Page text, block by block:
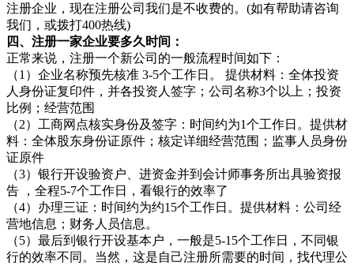
注册企业，现在注册公司我们是不收费的。(如有帮助请咨询
我们，或拨打400热线)
四、注册一家企业要多久时间：
正常来说，注册一个新公司的一般流程时间如下：
（1）企业名称预先核准 3-5个工作日。 提供材料：全体投资
人身份证复印件，并各投资人签字；公司名称3个以上；投资
比例；经营范围
（2）工商网点核实身份及签字：时间约为1个工作日。提供材
料：全体股东身份证原件；核定详细经营范围；监事人员身份
证原件
（3）银行开设验资户、进资金并到会计师事务所出具验资报
告 ，全程5-7个工作日，看银行的效率了
（4）办理三证：时间约为约15个工作日。提供材料：公司经
营地信息；财务人员信息。
（5）最后到银行开设基本户，一般是5-15个工作日，不同银
行的效率不同。当然，这是自己注册所需要的时间，找代理公